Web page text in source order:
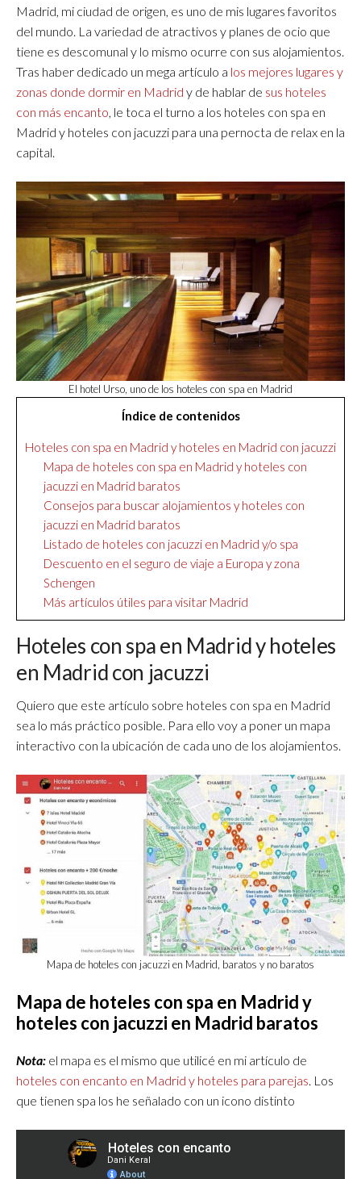
Madrid, mi ciudad de origen, es uno de mis lugares favoritos
del mundo. La variedad de atractivos y planes de ocio que
tiene es descomunal y lo mismo ocurre con sus alojamientos.
Tras haber dedicado un mega artículo a los mejores lugares y
zonas donde dormir en Madrid y de hablar de sus hoteles
con más encanto , le toca el turno a los hoteles con spa en
Madrid y hoteles con jacuzzi para una pernocta de relax en la
capital.
El hotel Urso, uno de los hoteles con spa en Madrid
Índice de contenidos
Hoteles con spa en Madrid y hoteles en Madrid con jacuzzi
Mapa de hoteles con spa en Madrid y hoteles con
jacuzzi en Madrid baratos
Consejos para buscar alojamientos y hoteles con
jacuzzi en Madrid baratos
Listado de hoteles con jacuzzi en Madrid y/o spa
Descuento en el seguro de viaje a Europa y zona
Schengen
Más artículos útiles para visitar Madrid
Hoteles con spa en Madrid y hoteles
en Madrid con jacuzzi
Quiero que este artículo sobre hoteles con spa en Madrid
sea lo más práctico posible. Para ello voy a poner un mapa
interactivo con la ubicación de cada uno de los alojamientos.
Mapa de hoteles con jacuzzi en Madrid, baratos y no baratos
Mapa de hoteles con spa en Madrid y
hoteles con jacuzzi en Madrid baratos
Nota: el mapa es el mismo que utilicé en mi artículo de
hoteles con encanto en Madrid y hoteles para parejas. Los
que tienen spa los he señalado con un icono distinto